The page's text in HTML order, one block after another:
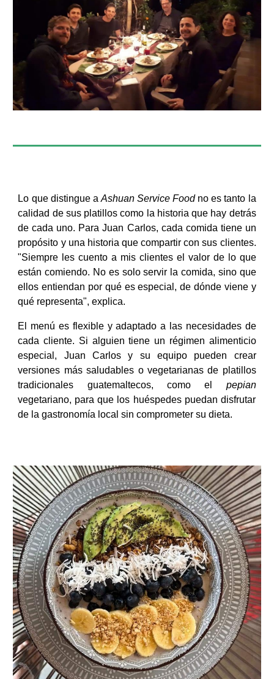
Lo que distingue a Ashuan Service Foodno es tanto la
calidad de sus platillos como la historia que hay detrás
de cada uno. Para Juan Carlos, cada comida tiene un
propósito y una historia que compartir con sus clientes.
"Siempre les cuento a mis clientes el valor de lo que
están comiendo. No es solo servir la comida, sino que
ellos entiendan por qué es especial, de dónde viene y
qué representa", explica.
El menú es flexible y adaptado a las necesidades de
cada cliente. Si alguien tiene un régimen alimenticio
especial, Juan Carlos y su equipo pueden crear
versiones más saludables o vegetarianas de platillos
tradicionales guatemaltecos, como el pepian
vegetariano, para que los huéspedes puedan disfrutar
de la gastronomía local sin comprometer su dieta.